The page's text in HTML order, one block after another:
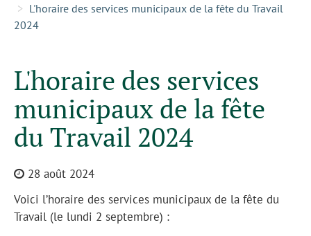
L'horaire des services municipaux de la fête du Travail
2024
L'horaire des services
municipaux de la fête
du Travail 2024
28 août 2024
Voici l’horaire des services municipaux de la fête du
Travail (le lundi 2 septembre) :